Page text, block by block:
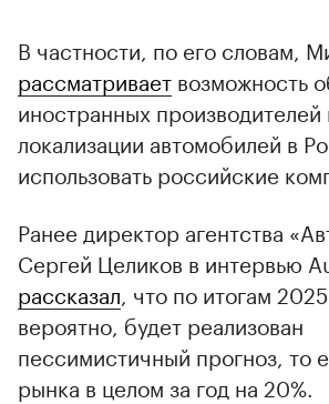
В частности, по его словам,
рассматривает возможность
иностранных производителей
локализации автомобилей в
использовать российские
Ранее директор агентства
Сергей Целиков в интервью
рассказал , что по итогам
вероятно, будет реализован
пессимистичный прогноз, то
рынка в целом за год на 20%.